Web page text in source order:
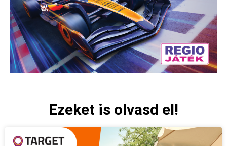
Ezeket is olvasd el!